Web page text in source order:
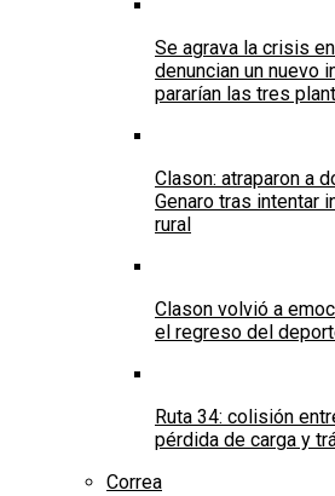
Se agrava la crisis
denuncian un nuevo
pararían las tres
Clason: atraparon a
Genaro tras intentar
rural
Clason volvió a
el regreso del
Ruta 34: colisión
pérdida de carga y
Correa